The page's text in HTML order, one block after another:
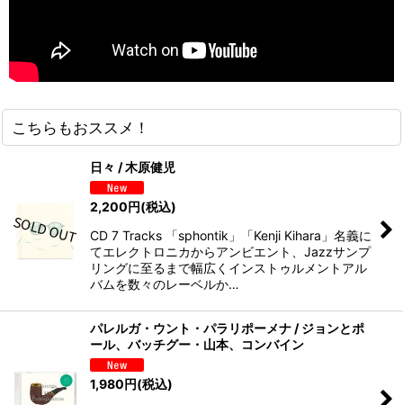
こちらもおススメ！
日々 / 木原健児
2,200円(税込)
CD 7 Tracks 「sphontik」「Kenji Kihara」名義に
てエレクトロニカからアンビエント、Jazzサンプ
リングに至るまで幅広くインストゥルメントアル
バムを数々のレーベルか…
パレルガ・ウント・パラリポーメナ / ジョンとポ
ール、バッチグー・山本、コンバイン
1,980円(税込)